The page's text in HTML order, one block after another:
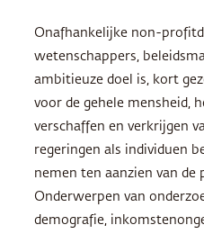
Onafhankelijke non-
wetenschappers,
ambitieuze doel is, kort
voor de gehele mensheid,
verschaffen en verkrijgen
regeringen als individuen
nemen ten aanzien van
Onderwerpen van
demografie,